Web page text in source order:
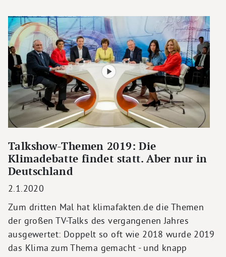
Talkshow-Themen 2019: Die
Klimadebatte findet statt. Aber nur in
Deutschland
2.1.2020
Zum dritten Mal hat klimafakten.de die Themen
der großen TV-Talks des vergangenen Jahres
ausgewertet: Doppelt so oft wie 2018 wurde 2019
das Klima zum Thema gemacht - und knapp